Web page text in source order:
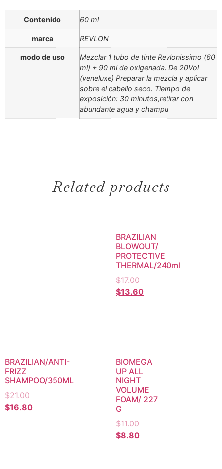
Contenido 60 ml
marca REVLON
modo de uso
Mezclar 1 tubo de tinte Revlonissimo (60
ml) + 90 ml de oxigenada. De 20Vol
(veneluxe) Preparar la mezcla y aplicar
sobre el cabello seco. Tiempo de
exposición: 30 minutos,retirar con
abundante agua y champu
Related products
BRAZILIAN
BLOWOUT/
PROTECTIVE
THERMAL/240ml
$17.00
$13.60
BRAZILIAN/ANTI-
FRIZZ
SHAMPOO/350ML
$21.00
$16.80
BIOMEGA
UP ALL
NIGHT
VOLUME
FOAM/ 227
G
$11.00
$8.80